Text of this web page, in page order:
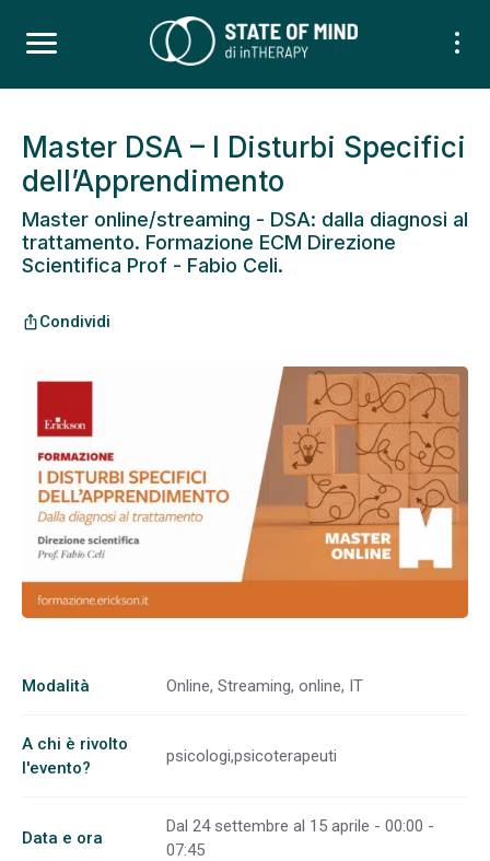
Master DSA – I Disturbi Specifici
dell’Apprendimento
Master online/streaming - DSA: dalla diagnosi al
trattamento. Formazione ECM Direzione
Scientifica Prof - Fabio Celi.
ios_shareCondividi
Modalità Online, Streaming, online, IT
A chi è rivolto
l'evento?
psicologi,psicoterapeuti
Data e ora
Dal 24 settembre al 15 aprile - 00:00 -
07:45